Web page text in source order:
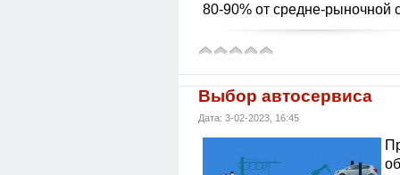
80-90% от средне-рыночной
Выбор автосервиса
Дата: 3-02-2023, 16:45